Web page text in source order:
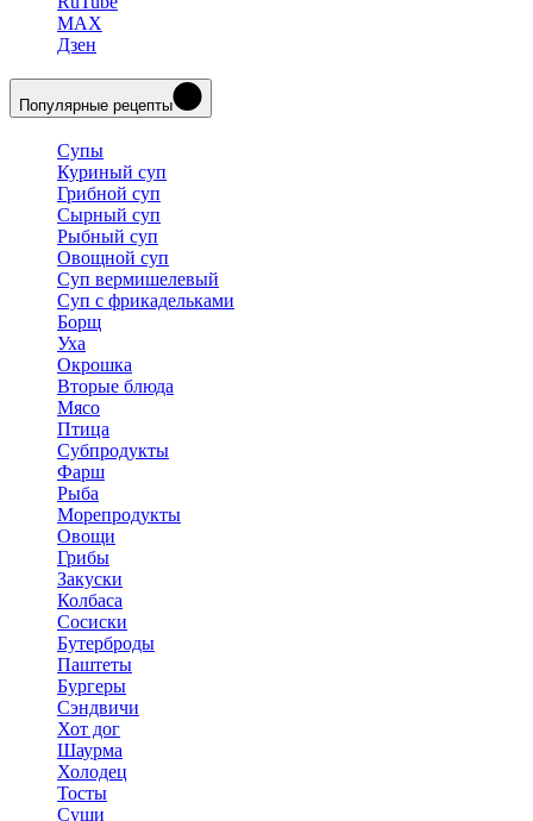
MAX
Дзен
Популярные рецепты
Супы
Куриный суп
Грибной суп
Сырный суп
Рыбный суп
Овощной суп
Суп вермишелевый
Суп с фрикадельками
Борщ
Уха
Окрошка
Вторые блюда
Мясо
Птица
Субпродукты
Фарш
Рыба
Морепродукты
Овощи
Грибы
Закуски
Колбаса
Сосиски
Бутерброды
Паштеты
Бургеры
Сэндвичи
Хот дог
Шаурма
Холодец
Тосты
Суши